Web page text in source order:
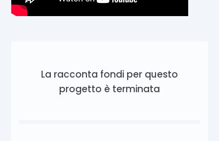
La racconta fondi per questo
progetto è terminata